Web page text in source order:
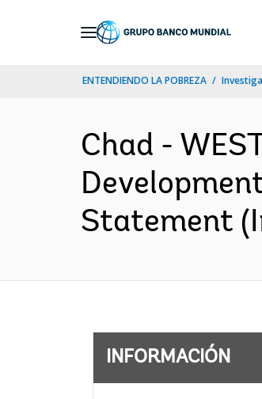
ENTENDIENDO LA POBREZA
Chad -
Statement
INFORMACIÓN